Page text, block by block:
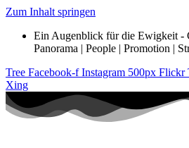
Zum Inhalt springen
Ein Augenblick für die Ewigkeit -
Panorama | People | Promotion |
Tree Facebook-f Instagram 500px Flickr
Xing